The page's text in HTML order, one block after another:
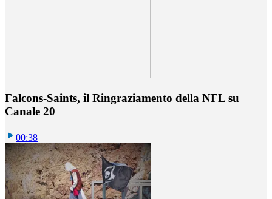
Falcons-Saints, il Ringraziamento della NFL su
Canale 20
00:38